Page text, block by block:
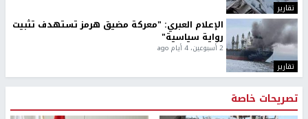
تقارير
تقارير
الإعلام العبري: "معركة مضيق هرمز تستهدف تثبيت
رواية سياسية"
2 أسبوعين، 4 أيام ago
تصريحات خاصة